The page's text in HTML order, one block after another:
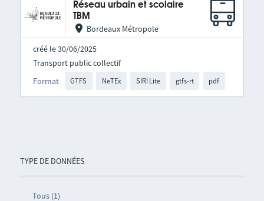
TYPE DE DONNÉES
Tous (1)
Réseau urbain et scolaire
TBM
Bordeaux Métropole
créé le 30/06/2025
Format GTFS NeTEx SIRI Lite gtfs-rt pdf
Transport public collectif